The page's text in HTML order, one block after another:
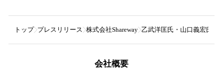
トップ プレスリリース 株式会社Shareway 乙武洋匡氏・山口義宏氏が
会社概要